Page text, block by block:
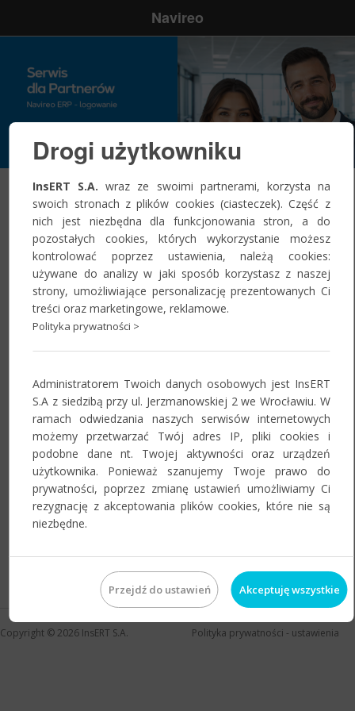
Navireo
Zaloguj się
Nazwa
użytkownika:*
Zapamiętaj mnie na tym urządzeniu
Copyright © 2026 InsERT S.A. Polityka prywatności - ustawienia
Drogi użytkowniku
InsERT S.A. wraz ze swoimi partnerami, korzysta na
swoich stronach z plików cookies (ciasteczek). Część z
nich jest niezbędna dla funkcjonowania stron, a do
pozostałych cookies, których wykorzystanie możesz
kontrolować poprzez ustawienia, należą cookies:
używane do analizy w jaki sposób korzystasz z naszej
strony, umożliwiające personalizację prezentowanych Ci
treści oraz marketingowe, reklamowe.
Polityka prywatności >
Administratorem Twoich danych osobowych jest InsERT
S.A z siedzibą przy ul. Jerzmanowskiej 2 we Wrocławiu. W
ramach odwiedzania naszych serwisów internetowych
możemy przetwarzać Twój adres IP, pliki cookies i
podobne dane nt. Twojej aktywności oraz urządzeń
użytkownika. Ponieważ szanujemy Twoje prawo do
prywatności, poprzez zmianę ustawień umożliwiamy Ci
rezygnację z akceptowania plików cookies, które nie są
niezbędne.
Przejdź do ustawień Akceptuję wszystkie